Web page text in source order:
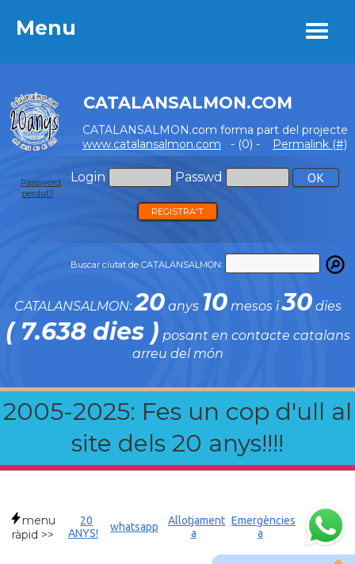
Menu
CATALANSALMON.COM
CATALANSALMON.com forma part del projecte
www.catalansalmon.com - (0) - Permalink (#)
Login Passwd
Password
perdut?
REGISTRA'T
Buscar ciutat de CATALANSALMON:
CATALANSALMON:20anys 10mesos i30dies
( 7.638 dies ) posant en contacte catalans
arreu del món
2005-2025: Fes un cop d'ull al
site dels 20 anys!!!!
Menu
menu
ràpid >>
20
ANYS!
whatsapp
Allotjament
a
Emergències
a